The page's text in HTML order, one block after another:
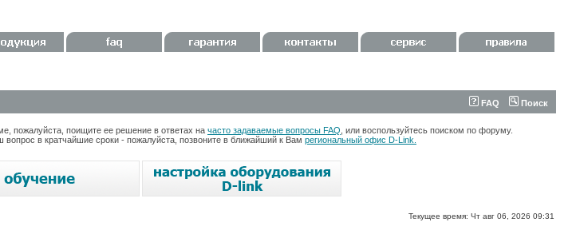
FAQ Поиск
пожалуйста, поищите ее решение в ответах на часто задаваемые вопросы FAQ , или воспользуйтесь поиском по форуму.
в кратчайшие сроки - пожалуйста, позвоните в ближайший к Вам региональный офис D-Link.
Текущее время: Чт авг 06, 2026 09:31